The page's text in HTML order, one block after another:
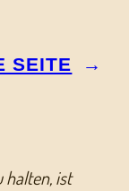
SEITE →
halten, ist